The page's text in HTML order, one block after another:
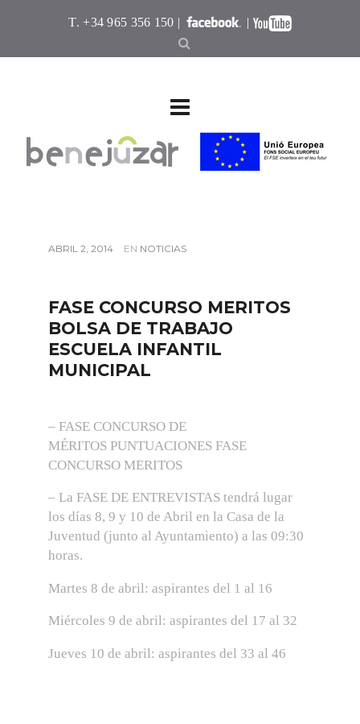
T. +34 965 356 150 | |
ABRIL 2, 2014 EN NOTICIAS
FASE CONCURSO MERITOS
BOLSA DE TRABAJO
ESCUELA INFANTIL
MUNICIPAL
– FASE CONCURSO DE
MÉRITOS PUNTUACIONES FASE
CONCURSO MERITOS
– La FASE DE ENTREVISTAS tendrá lugar
los días 8, 9 y 10 de Abril en la Casa de la
Juventud (junto al Ayuntamiento) a las 09:30
horas.
Martes 8 de abril: aspirantes del 1 al 16
Miércoles 9 de abril: aspirantes del 17 al 32
Jueves 10 de abril: aspirantes del 33 al 46